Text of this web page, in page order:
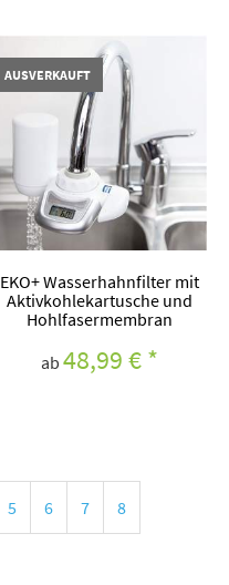
AUSVERKAUFT
EKO+ Wasserhahnfilter mit
Aktivkohlekartusche und
Hohlfasermembran
ab 48,99 €*
5 6 7 8